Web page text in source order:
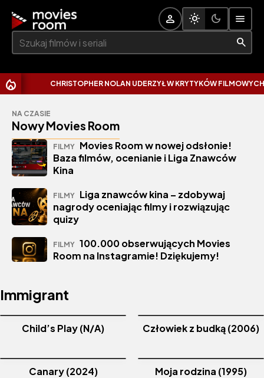
Szukaj:
CHRISTOPHER NOLAN UDERZYŁ W KRYTYKÓW FILMOWYCH.
NA CZASIE
Nowy Movies Room
FILMY Movies Room w nowej odsłonie!
Baza filmów, ocenianie i Liga Znawców
Kina
FILMY Liga znawców kina – zdobywaj
nagrody oceniając filmy i rozwiązując
quizy
FILMY 100.000 obserwujących Movies
Room na Instagramie! Dziękujemy!
Immigrant
Child’s Play (N/A) Człowiek z budką (2006)
Canary (2024) Moja rodzina (1995)